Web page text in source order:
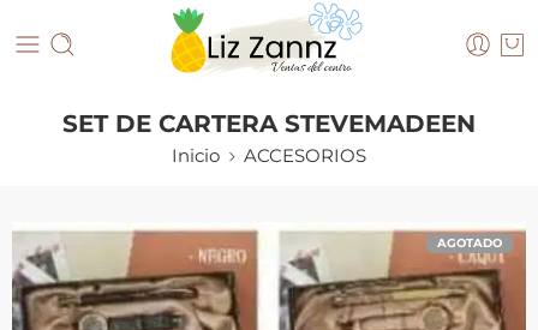
SET DE CARTERA STEVEMADEEN
Inicio ACCESORIOS
AGOTADO